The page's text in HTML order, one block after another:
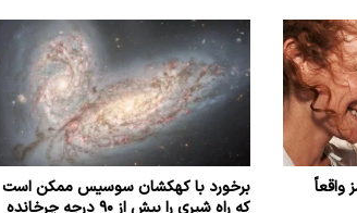
واقعاً
برخورد با کهکشان سوسیس ممکن است